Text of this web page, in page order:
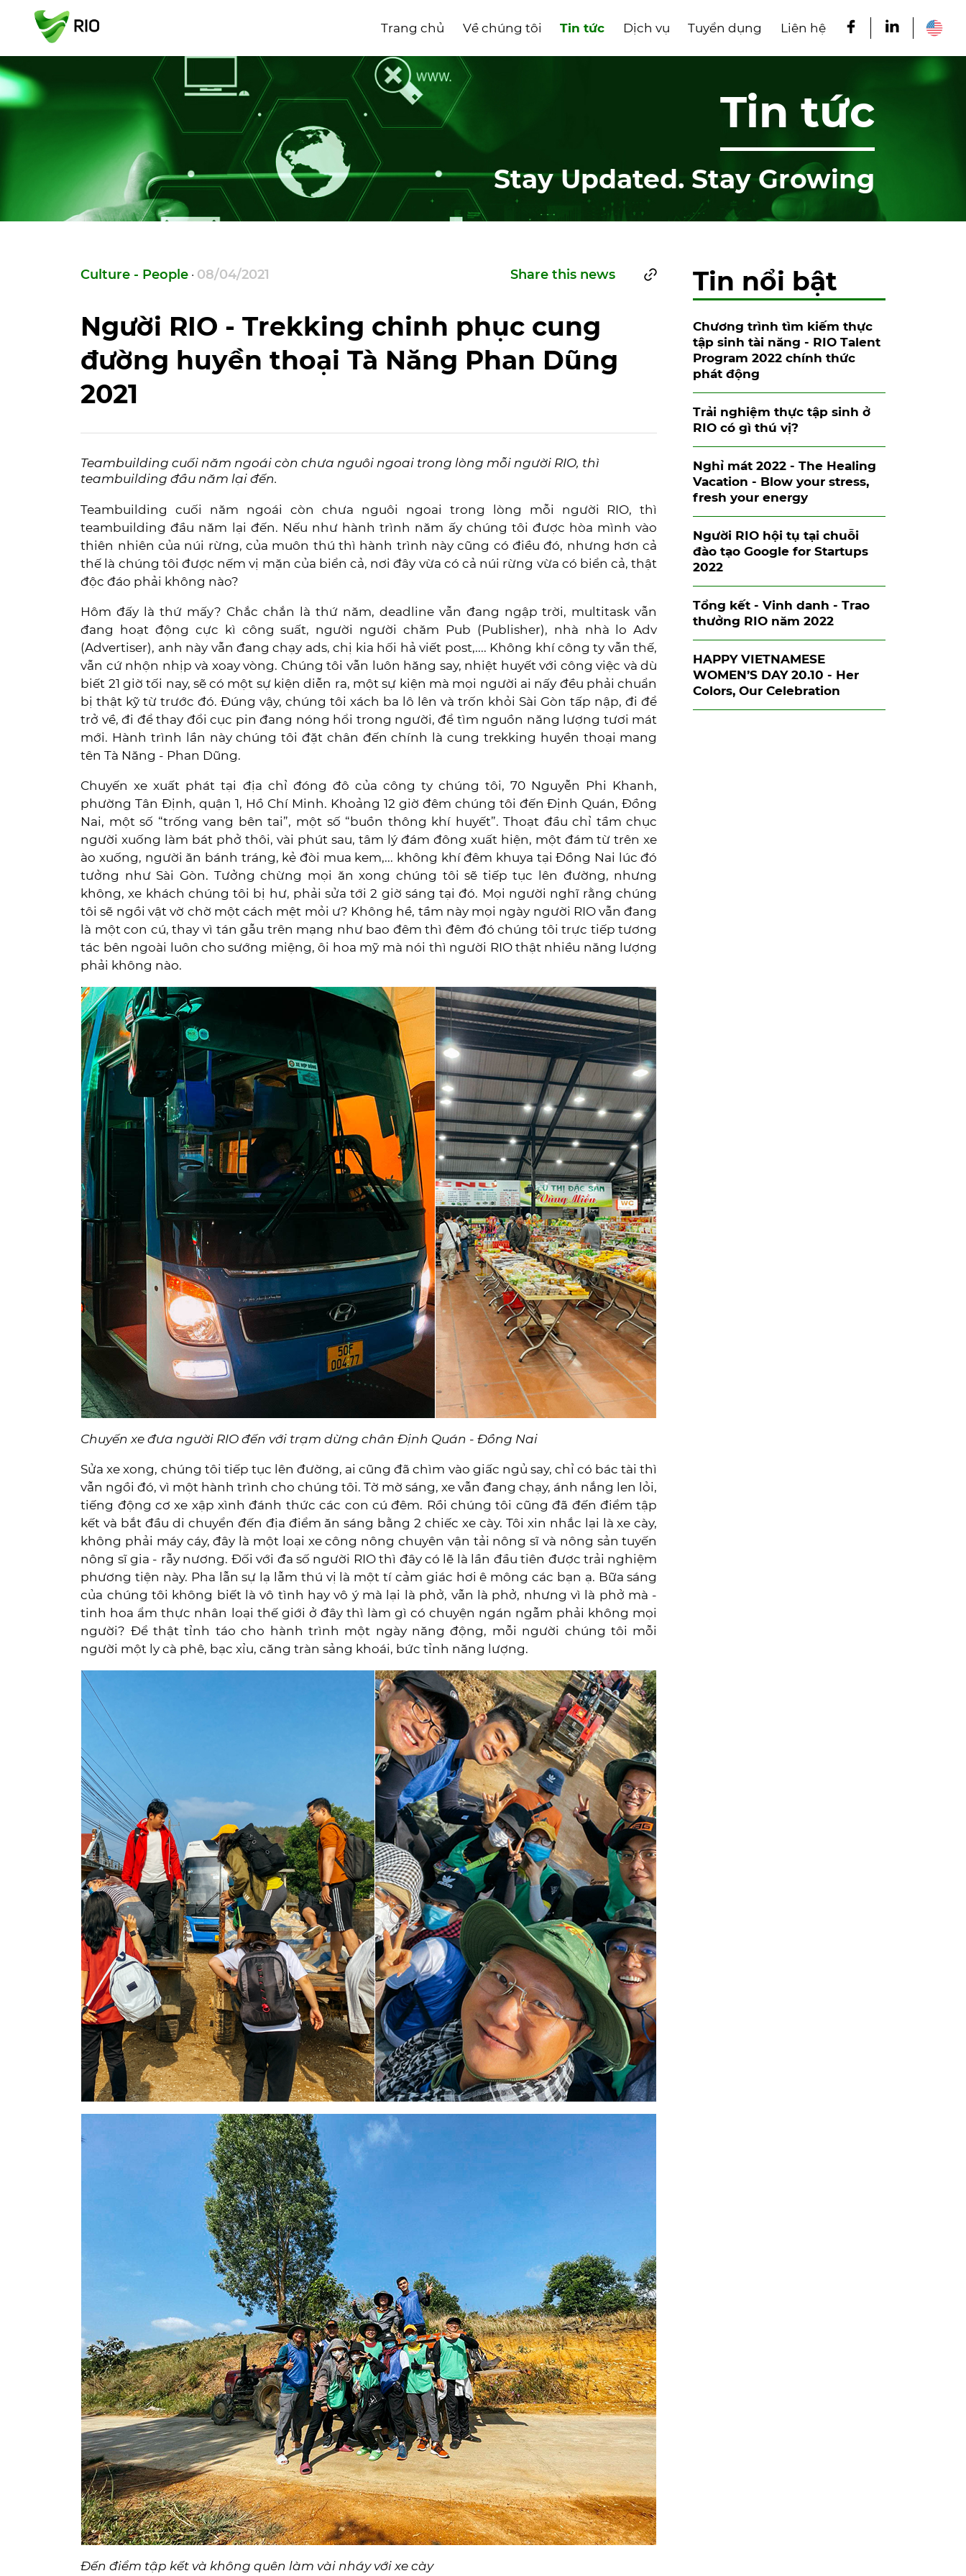
Trang chủ Về chúng tôi Tin tức Dịch vụ Tuyển dụng Liên hệ
Tin tức
Stay Updated. Stay Growing
Culture - People · 08/04/2021 Share this news
Người RIO - Trekking chinh phục cung
đường huyền thoại Tà Năng Phan Dũng
2021
Teambuilding cuối năm ngoái còn chưa nguôi ngoai trong lòng mỗi người RIO, thì
teambuilding đầu năm lại đến.
Teambuilding cuối năm ngoái còn chưa nguôi ngoai trong lòng mỗi người RIO, thì
teambuilding đầu năm lại đến. Nếu như hành trình năm ấy chúng tôi được hòa mình vào
thiên nhiên của núi rừng, của muôn thú thì hành trình này cũng có điều đó, nhưng hơn cả
thế là chúng tôi được nếm vị mặn của biển cả, nơi đây vừa có cả núi rừng vừa có biển cả, thật
độc đáo phải không nào?
Hôm đấy là thứ mấy? Chắc chắn là thứ năm, deadline vẫn đang ngập trời, multitask vẫn
đang hoạt động cực kì công suất, người người chăm Pub (Publisher), nhà nhà lo Adv
(Advertiser), anh này vẫn đang chạy ads, chị kia hối hả viết post,.... Không khí công ty vẫn thế,
vẫn cứ nhộn nhịp và xoay vòng. Chúng tôi vẫn luôn hăng say, nhiệt huyết với công việc và dù
biết 21 giờ tối nay, sẽ có một sự kiện diễn ra, một sự kiện mà mọi người ai nấy đều phải chuẩn
bị thật kỹ từ trước đó. Đúng vậy, chúng tôi xách ba lô lên và trốn khỏi Sài Gòn tấp nập, đi để
trở về, đi để thay đổi cục pin đang nóng hổi trong người, để tìm nguồn năng lượng tươi mát
mới. Hành trình lần này chúng tôi đặt chân đến chính là cung trekking huyền thoại mang
tên Tà Năng - Phan Dũng.
Chuyến xe xuất phát tại địa chỉ đóng đô của công ty chúng tôi, 70 Nguyễn Phi Khanh,
phường Tân Định, quận 1, Hồ Chí Minh. Khoảng 12 giờ đêm chúng tôi đến Định Quán, Đồng
Nai, một số “trống vang bên tai”, một số “buồn thông khí huyết”. Thoạt đầu chỉ tầm chục
người xuống làm bát phở thôi, vài phút sau, tâm lý đám đông xuất hiện, một đám từ trên xe
ào xuống, người ăn bánh tráng, kẻ đòi mua kem,... không khí đêm khuya tại Đồng Nai lúc đó
tưởng như Sài Gòn. Tưởng chừng mọi ăn xong chúng tôi sẽ tiếp tục lên đường, nhưng
không, xe khách chúng tôi bị hư, phải sửa tới 2 giờ sáng tại đó. Mọi người nghĩ rằng chúng
tôi sẽ ngồi vật vờ chờ một cách mệt mỏi ư? Không hề, tầm này mọi ngày người RIO vẫn đang
là một con cú, thay vì tán gẫu trên mạng như bao đêm thì đêm đó chúng tôi trực tiếp tương
tác bên ngoài luôn cho sướng miệng, ôi hoa mỹ mà nói thì người RIO thật nhiều năng lượng
phải không nào.
Chuyến xe đưa người RIO đến với trạm dừng chân Định Quán - Đồng Nai
Sửa xe xong, chúng tôi tiếp tục lên đường, ai cũng đã chìm vào giấc ngủ say, chỉ có bác tài thì
vẫn ngồi đó, vì một hành trình cho chúng tôi. Tờ mờ sáng, xe vẫn đang chạy, ánh nắng len lỏi,
tiếng động cơ xe xập xình đánh thức các con cú đêm. Rồi chúng tôi cũng đã đến điểm tập
kết và bắt đầu di chuyển đến địa điểm ăn sáng bằng 2 chiếc xe cày. Tôi xin nhắc lại là xe cày,
không phải máy cáy, đây là một loại xe công nông chuyên vận tải nông sĩ và nông sản tuyến
nông sĩ gia - rẫy nương. Đối với đa số người RIO thì đây có lẽ là lần đầu tiên được trải nghiệm
phương tiện này. Pha lẫn sự lạ lẫm thú vị là một tí cảm giác hơi ê mông các bạn ạ. Bữa sáng
của chúng tôi không biết là vô tình hay vô ý mà lại là phở, vẫn là phở, nhưng vì là phở mà -
tinh hoa ẩm thực nhân loại thế giới ở đây thì làm gì có chuyện ngán ngẫm phải không mọi
người? Để thật tỉnh táo cho hành trình một ngày năng động, mỗi người chúng tôi mỗi
người một ly cà phê, bạc xỉu, căng tràn sảng khoái, bức tỉnh năng lượng.
Đến điểm tập kết và không quên làm vài nháy với xe cày
Tin nổi bật
Chương trình tìm kiếm thực
tập sinh tài năng - RIO Talent
Program 2022 chính thức
phát động
Trải nghiệm thực tập sinh ở
RIO có gì thú vị?
Nghỉ mát 2022 - The Healing
Vacation - Blow your stress,
fresh your energy
Người RIO hội tụ tại chuỗi
đào tạo Google for Startups
2022
Tổng kết - Vinh danh - Trao
thưởng RIO năm 2022
HAPPY VIETNAMESE
WOMEN’S DAY 20.10 - Her
Colors, Our Celebration